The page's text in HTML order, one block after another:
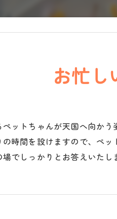
お忙し
ペットちゃんが天国へ向か
時間を設けますので、ペ
でしっかりとお答えいた